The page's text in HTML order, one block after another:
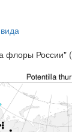
флоры России" (